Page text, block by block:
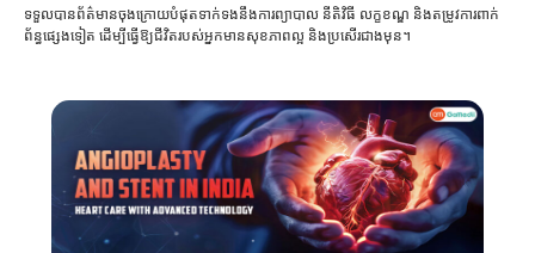
ទទួលបានព័ត៌មានចុងក្រោយបំផុតទាក់ទងនឹងការព្យាបាល នីតិវិធី លក្ខខណ្ឌ និងតម្រូវការពាក់
ព័ន្ធផ្សេងទៀត ដើម្បីធ្វើឱ្យជីវិតរបស់អ្នកមានសុខភាពល្អ និងប្រសើរជាងមុន។